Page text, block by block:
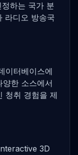
하는 국가 분
라디오 방송국
이터베이스에
한 소스에서
청취 경험을 제
3D